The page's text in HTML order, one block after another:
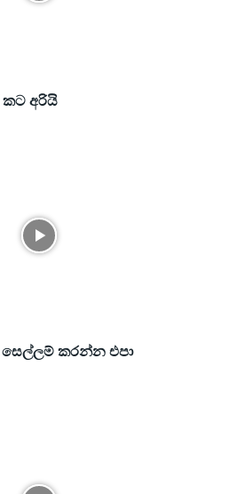
අරියි
කරන්න එපා